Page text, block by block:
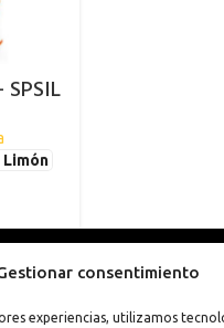
consentimiento
experiencias, utilizamos